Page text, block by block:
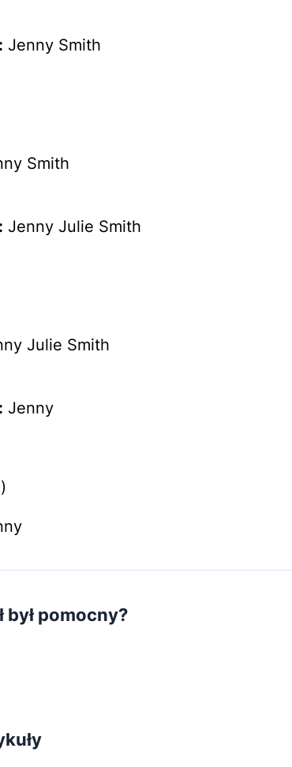
Jenny Smith
Smith
Jenny Julie Smith
Julie Smith
Jenny
był pomocny?